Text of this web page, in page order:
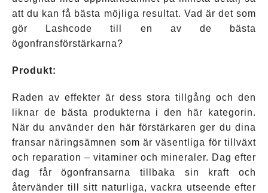
att du kan få bästa möjliga resultat. Vad är det som
gör Lashcode till en av de bästa
ögonfransförstärkarna?
Produkt:
Raden av effekter är dess stora tillgång och den
liknar de bästa produkterna i den här kategorin.
När du använder den här förstärkaren ger du dina
fransar näringsämnen som är väsentliga för tillväxt
och reparation – vitaminer och mineraler. Dag efter
dag får ögonfransarna tillbaka sin kraft och
återvänder till sitt naturliga, vackra utseende efter